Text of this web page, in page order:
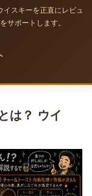
イスキーを正直にレビュ
サポートします。
は？ ウイ